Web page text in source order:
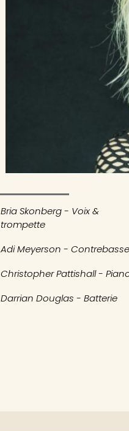
Bria Skonberg - Voix &
trompette
Adi Meyerson - Contrebasse
Christopher Pattishall -
Darrian Douglas - Batterie